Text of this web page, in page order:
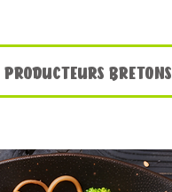
PRODUCTEURS BRETONS